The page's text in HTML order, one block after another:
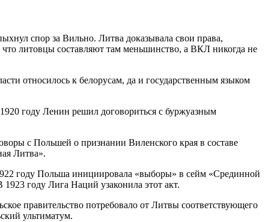
спор за Вильно. Литва доказывала свои права,
литовцы составляют там меньшинство, а ВКЛ никогда не
относилось к белорусам, да и государственным языком
году Ленин решил договориться с буржуазным
с Польшей о признании Виленского края в составе
Литва».
году Польша инициировала «выборы» в сейм «Срединной
году Лига Наций узаконила этот акт.
правительство потребовало от Литвы соответствующего
ультиматум.